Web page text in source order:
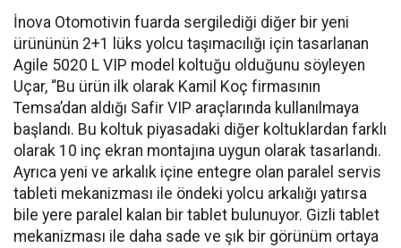
İnova Otomotivin fuarda sergilediği diğer bir yeni
ürününün 2+1 lüks yolcu taşımacılığı için tasarlanan
Agile 5020 L VIP model koltuğu olduğunu söyleyen
Uçar, “Bu ürün ilk olarak Kamil Koç firmasının
Temsa’dan aldığı Safir VIP araçlarında kullanılmaya
başlandı. Bu koltuk piyasadaki diğer koltuklardan farklı
olarak 10 inç ekran montajına uygun olarak tasarlandı.
Ayrıca yeni ve arkalık içine entegre olan paralel servis
tableti mekanizması ile öndeki yolcu arkalığı yatırsa
bile yere paralel kalan bir tablet bulunuyor. Gizli tablet
mekanizması ile daha sade ve şık bir görünüm ortaya